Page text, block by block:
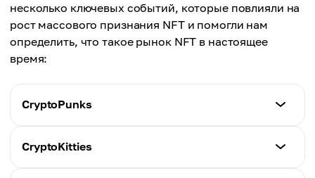
несколько ключевых событий, которые повлияли на
рост массового признания NFT и помогли нам
определить, что такое рынок NFT в настоящее
время:
CryptoPunks
Влияние на развитие NFT
CryptoKitties